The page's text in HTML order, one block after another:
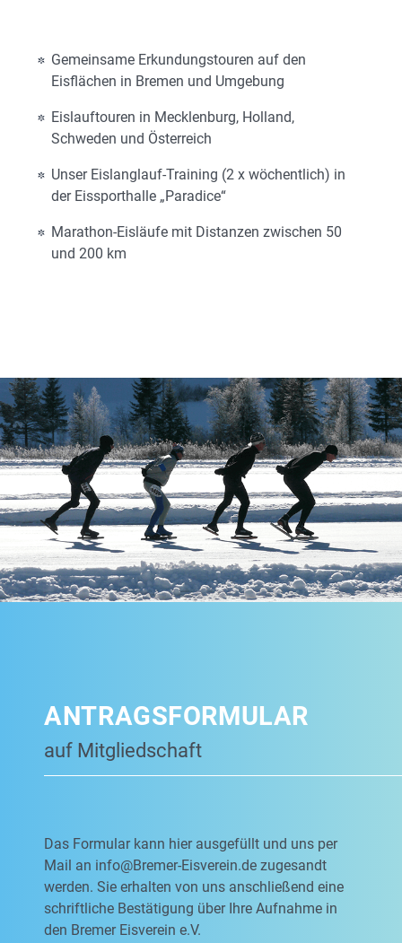
Gemeinsame Erkundungstouren auf den
Eisflächen in Bremen und Umgebung
Eislauftouren in Mecklenburg, Holland,
Schweden und Österreich
Unser Eislanglauf-Training (2 x wöchentlich) in
der Eissporthalle „Paradice“
Marathon-Eisläufe mit Distanzen zwischen 50
und 200 km
ANTRAGSFORMULAR
auf Mitgliedschaft
Das Formular kann hier ausgefüllt und uns per
Mail an info@Bremer-Eisverein.de zugesandt
werden. Sie erhalten von uns anschließend eine
schriftliche Bestätigung über Ihre Aufnahme in
den Bremer Eisverein e.V.